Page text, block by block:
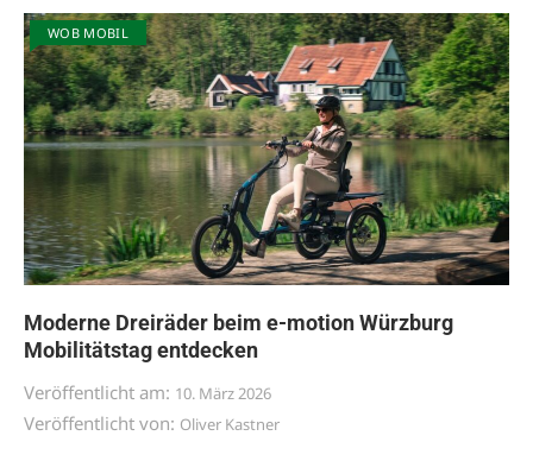
WOB MOBIL
Moderne Dreiräder beim e-motion Würzburg
Mobilitätstag entdecken
Veröffentlicht am: 10. März 2026
Veröffentlicht von: Oliver Kastner